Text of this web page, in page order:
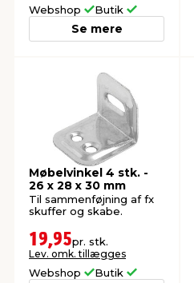
Webshop Butik
Se mere
Møbelvinkel 4 stk. -
26 x 28 x 30 mm
Til sammenføjning af fx
skuffer og skabe.
19,95pr. stk.
Lev. omk. tillægges
Webshop Butik